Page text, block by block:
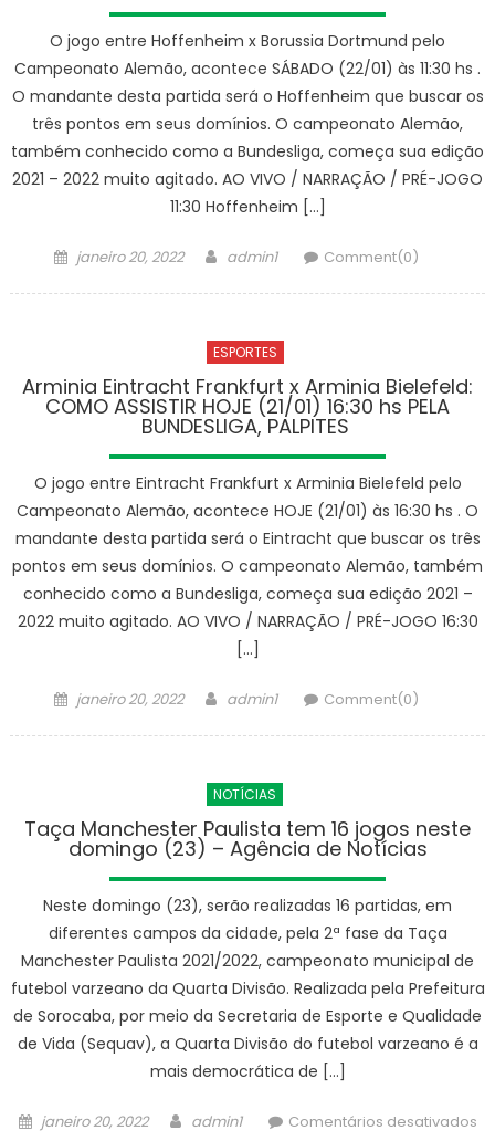
Infantil
no
dia
29
de
janeiro
Agência
de
O jogo entre Hoffenheim x Borussia Dortmund pelo
Campeonato Alemão, acontece SÁBADO (22/01) às 11:30 hs .
O mandante desta partida será o Hoffenheim que buscar os
três pontos em seus domínios. O campeonato Alemão,
também conhecido como a Bundesliga, começa sua edição
2021 – 2022 muito agitado. AO VIVO / NARRAÇÃO / PRÉ-JOGO
11:30 Hoffenheim […]
Posted
janeiro 20, 2022 Author
admin1 Comment(0)
ESPORTES
Arminia Eintracht Frankfurt x Arminia Bielefeld:
COMO ASSISTIR HOJE (21/01) 16:30 hs PELA
BUNDESLIGA, PALPITES
O jogo entre Eintracht Frankfurt x Arminia Bielefeld pelo
Campeonato Alemão, acontece HOJE (21/01) às 16:30 hs . O
mandante desta partida será o Eintracht que buscar os três
pontos em seus domínios. O campeonato Alemão, também
conhecido como a Bundesliga, começa sua edição 2021 –
2022 muito agitado. AO VIVO / NARRAÇÃO / PRÉ-JOGO 16:30
[…]
Posted
janeiro 20, 2022 Author
admin1 Comment(0)
NOTÍCIAS
Taça Manchester Paulista tem 16 jogos neste
domingo (23) – Agência de Notícias
Neste domingo (23), serão realizadas 16 partidas, em
diferentes campos da cidade, pela 2ª fase da Taça
Manchester Paulista 2021/2022, campeonato municipal de
futebol varzeano da Quarta Divisão. Realizada pela Prefeitura
de Sorocaba, por meio da Secretaria de Esporte e Qualidade
de Vida (Sequav), a Quarta Divisão do futebol varzeano é a
mais democrática de […]
Posted
janeiro 20, 2022 Author
admin1
Comentários desativados